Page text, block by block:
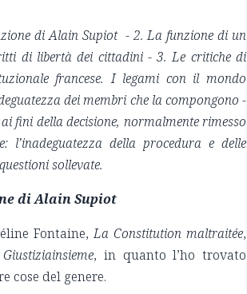
di Alain Supiot - 2. La funzione di un
di libertà dei cittadini - 3. Le critiche di
francese. I legami con il mondo
dei membri che la compongono -
fini della decisione, normalmente rimesso
della procedura e delle
sollevate.
di Alain Supiot
Fontaine,La Constitution maltraitée,
Giustiziainsieme, in quanto l’ho trovato
cose del genere.